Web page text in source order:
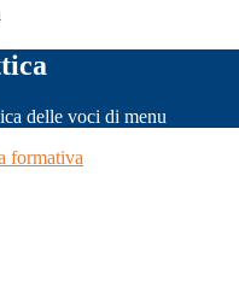
delle voci di menu